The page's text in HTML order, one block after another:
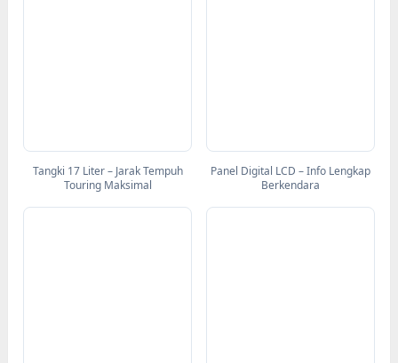
Tangki 17 Liter – Jarak Tempuh
Touring Maksimal
Panel Digital LCD – Info Lengkap
Berkendara